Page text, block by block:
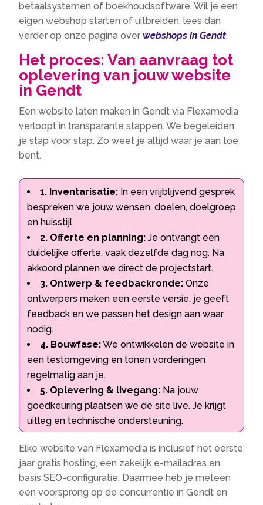
betaalsystemen of boekhoudsoftware. Wil je een
eigen webshop starten of uitbreiden, lees dan
verder op onze pagina overwebshops in Gendt.
Het proces: Van aanvraag tot
oplevering van jouw website
in Gendt
Een website laten maken in Gendt via Flexamedia
verloopt in transparante stappen. We begeleiden
je stap voor stap. Zo weet je altijd waar je aan toe
bent.
1. Inventarisatie: In een vrijblijvend gesprek
bespreken we jouw wensen, doelen, doelgroep
en huisstijl.
2. Offerte en planning: Je ontvangt een
duidelijke offerte, vaak dezelfde dag nog. Na
akkoord plannen we direct de projectstart.
3. Ontwerp & feedbackronde: Onze
ontwerpers maken een eerste versie, je geeft
feedback en we passen het design aan waar
nodig.
4. Bouwfase:We ontwikkelen de website in
een testomgeving en tonen vorderingen
regelmatig aan je.
5. Oplevering & livegang: Na jouw
goedkeuring plaatsen we de site live. Je krijgt
uitleg en technische ondersteuning.
Elke website van Flexamedia is inclusief het eerste
jaar gratis hosting, een zakelijk e-mailadres en
basis SEO-configuratie. Daarmee heb je meteen
een voorsprong op de concurrentie in Gendt en